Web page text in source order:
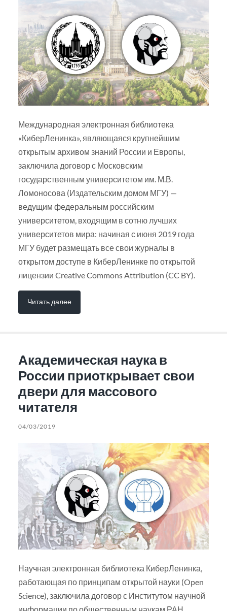
Международная электронная библиотека
«КиберЛенинка», являющаяся крупнейшим
открытым архивом знаний России и Европы,
заключила договор с Московским
государственным университетом им. М.В.
Ломоносова (Издательским домом МГУ) —
ведущим федеральным российским
университетом, входящим в сотню лучших
университетов мира: начиная с июня 2019 года
МГУ будет размещать все свои журналы в
открытом доступе в КиберЛенинке по открытой
лицензии Creative Commons Attribution (CC BY).
Читать далее
Академическая наука в
России приоткрывает свои
двери для массового
читателя
04/03/2019
Научная электронная библиотека КиберЛенинка,
работающая по принципам открытой науки (Open
Science), заключила договор с Институтом научной